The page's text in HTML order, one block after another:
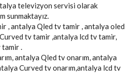
televizyon servisi olarak
sunmaktayız.
, antalya Qled tv tamir , antalya oled
tv tamir ,antalya lcd tv tamir,
tamir .
antalya Qled tv onarım, antalya
Curved tv onarım,antalya lcd tv